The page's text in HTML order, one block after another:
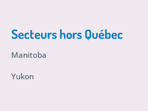
Secteurs hors Québec
Manitoba
Yukon